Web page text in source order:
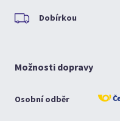
Dobírkou
Možnosti dopravy
Osobní odběr